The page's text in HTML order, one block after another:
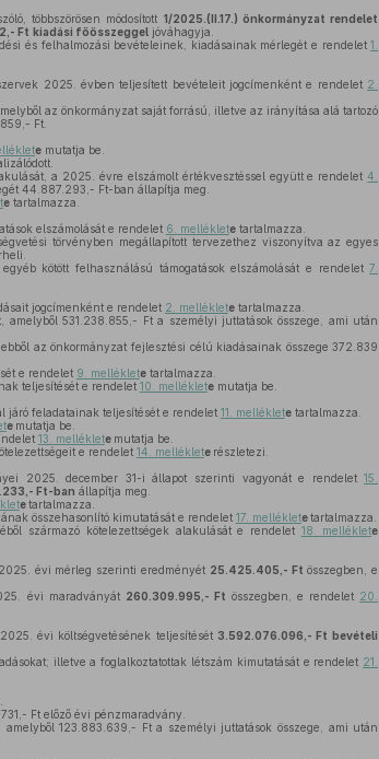
többszörösen módosított 1/2025.(II.17.) önkormányzat rendelet
Ft kiadási főösszeggeljóváhagyja.
és felhalmozási bevételeinek, kiadásainak mérlegét e rendelet1.
2025. évben teljesített bevételeit jogcímenként e rendelet 2.
az önkormányzat saját forrású, illetve az irányítása alá tartozó
Ft.
emutatja be.
a 2025. évre elszámolt értékvesztéssel együtt e rendelet4.
44.887.293,- Ft-ban állapítja meg.
etartalmazza.
elszámolását e rendelet 6. mellékletetartalmazza.
törvényben megállapított tervezethez viszonyítva az egyes
kötött felhasználású támogatások elszámolását e rendelet7.
jogcímenként e rendelet 2. mellékletetartalmazza.
531.238.855,- Ft a személyi juttatások összege, ami után
az önkormányzat fejlesztési célú kiadásainak összege 372.839
e rendelet 9. mellékletetartalmazza.
teljesítését e rendelet 10. mellékletemutatja be.
járó feladatainak teljesítését e rendelet 11. mellékletetartalmazza.
e mutatja be.
13. melléklete mutatja be.
e rendelet 14. melléklete részletezi.
2025. december 31-i állapot szerinti vagyonát e rendelet15.
Ft-ban állapítja meg.
etartalmazza.
összehasonlító kimutatását e rendelet 17. mellékletetartalmazza.
származó kötelezettségek alakulását e rendelet 18. melléklete
évi mérleg szerinti eredményét 25.425.405,- Ft összegben, e
évi maradványát 260.309.995,- Ft összegben, e rendelet 20.
évi költségvetésének teljesítését 3.592.076.096,- Ft bevételi
illetve a foglalkoztatottak létszám kimutatását e rendelet 21.
Ft előző évi pénzmaradvány.
123.883.639,- Ft a személyi juttatások összege, ami után